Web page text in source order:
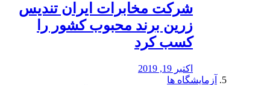
شرکت مخابرات ایران تندیس
زرین برند محبوب کشور را
کسب کرد
اکتبر 19, 2019
آزمایشگاه ها